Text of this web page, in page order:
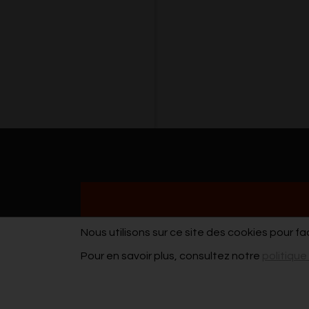
Nous utilisons sur ce site des cookies pour
Pour en savoir plus, consultez notre